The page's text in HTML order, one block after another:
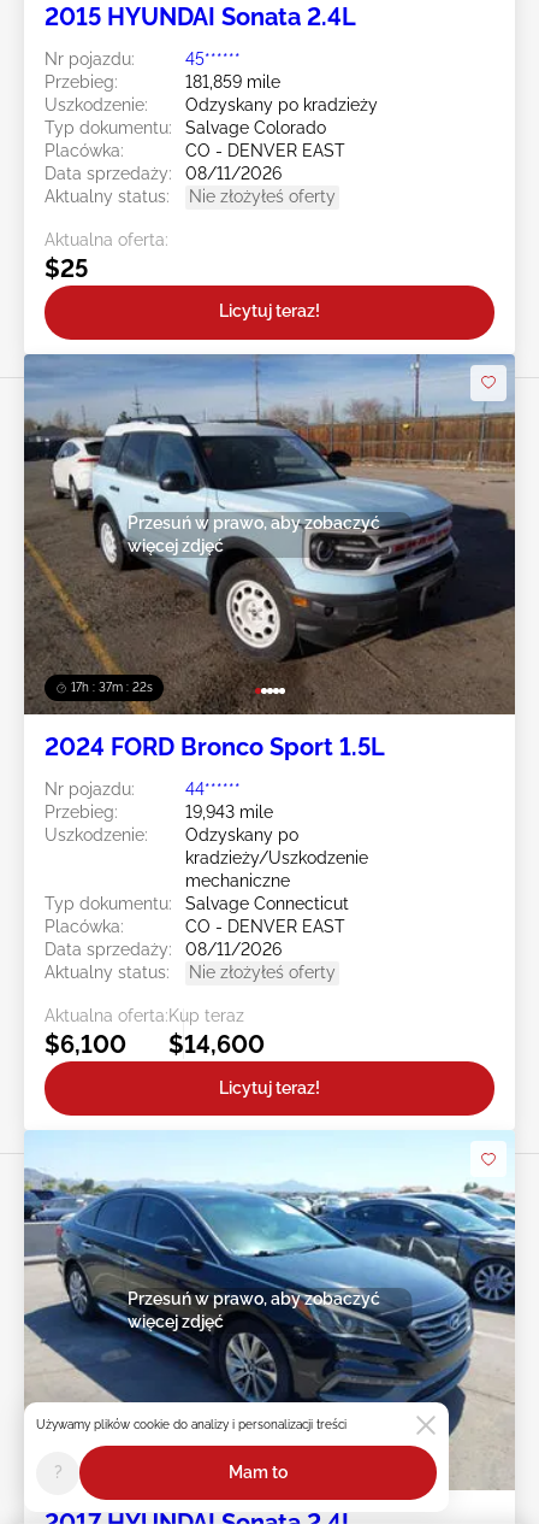
2015 HYUNDAI Sonata 2.4L
Nr pojazdu:
45******
Przebieg:
181,859 mile
Uszkodzenie:
Odzyskany po kradzieży
Typ dokumentu:
Salvage Colorado
Placówka:
CO - DENVER EAST
Data sprzedaży:
08/11/2026
Aktualny status:
Nie złożyłeś oferty
Aktualna oferta:
$25
Licytuj teraz!
17h : 37m : 19s
Przesuń w prawo, aby zobaczyć
więcej zdjęć
2024 FORD Bronco Sport 1.5L
Nr pojazdu:
44******
Przebieg:
19,943 mile
Uszkodzenie:
Odzyskany po
kradzieży/Uszkodzenie
mechaniczne
Typ dokumentu:
Salvage Connecticut
Placówka:
CO - DENVER EAST
Data sprzedaży:
08/11/2026
Aktualny status:
Nie złożyłeś oferty
Aktualna oferta:
$6,100
Kup teraz
$14,600
Licytuj teraz!
18h : 37m : 19s
Przesuń w prawo, aby zobaczyć
więcej zdjęć
Używamy plików cookie do analizy i personalizacji treści
? Mam to